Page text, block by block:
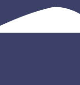
уборки
1,2 м х 1,8 м
1,2 м х 10 м
1,2 м х 15 м
1,2 м х 2,5 м